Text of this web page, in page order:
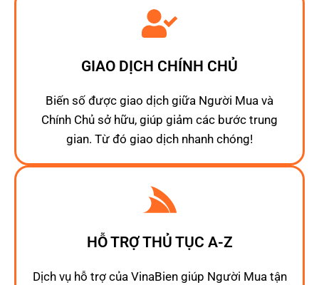
GIAO DỊCH CHÍNH CHỦ
Biến số được giao dịch giữa Người Mua và
Chính Chủ sở hữu, giúp giảm các bước trung
gian. Từ đó giao dịch nhanh chóng!
HỖ TRỢ THỦ TỤC A-Z
Dịch vụ hỗ trợ của VinaBien giúp Người Mua tận